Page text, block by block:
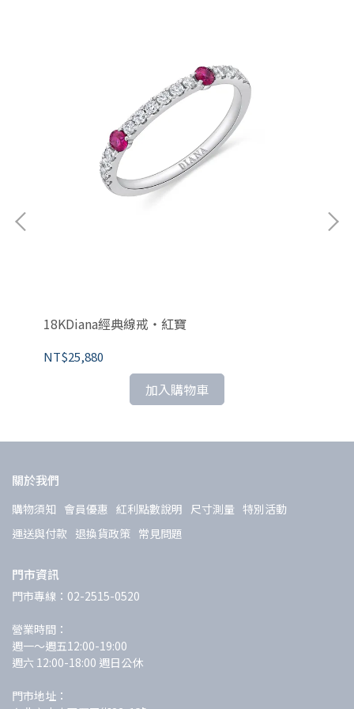
18KDiana經典線戒・紅寶
NT$25,880
加入購物車
關於我們
購物須知 會員優惠 紅利點數說明 尺寸測量 特別活動
運送與付款 退換貨政策 常見問題
門市資訊
門市專線：02-2515-0520
營業時間：
週一～週五12:00-19:00
週六 12:00-18:00 週日公休
門市地址：